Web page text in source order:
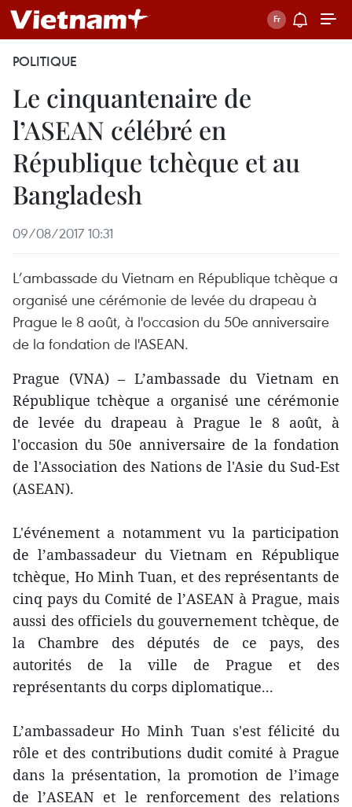
POLITIQUE
Le cinquantenaire de
l’ASEAN célébré en
République tchèque et au
Bangladesh
09/08/2017 10:31
L’ambassade du Vietnam en République tchèque a
organisé une cérémonie de levée du drapeau à
Prague le 8 août, à l'occasion du 50e anniversaire
de la fondation de l'ASEAN.
Prague (VNA) – L’ambassade du Vietnam en
République tchèque a organisé une cérémonie
de levée du drapeau à ​Prague le 8 août, à
l'occasion du 50e anniversaire de la fondation
de l'Association des Nations de l'Asie du Sud-Est
(ASEAN).
L'événement a notamment vu la participation
de l’ambassadeur du Vietnam en République
tchèque, Ho Minh Tuan, et des représentants de
cinq pays du Comité de l’ASEAN à Prague, mais
aussi des officiels du gouvernement tchèque, de
la Chambre des députés de ce pays, des
autorités de la ville de Prague et des
représentants du corps diplomatique...
L’ambassadeur Ho Minh Tuan ​s'est félicité du
rôle et des contributions dudit comité à Prague
dans la présentation, la promotion de l’image
de l’A​SEAN et le renforcement des relations